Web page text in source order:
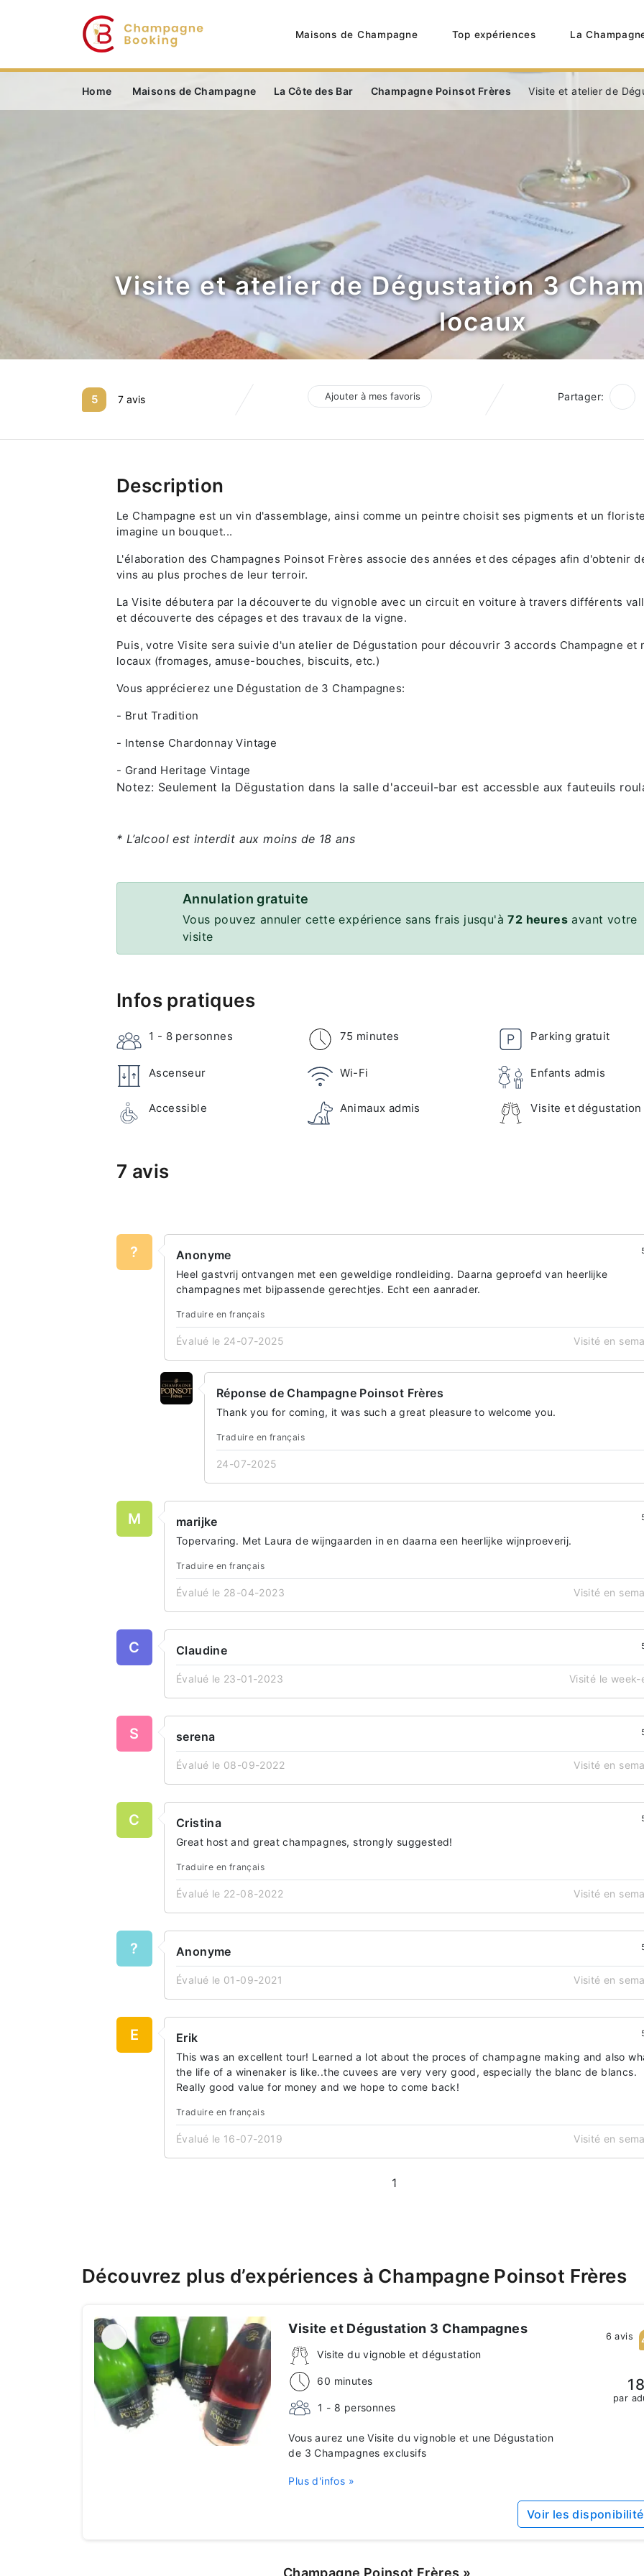
Maisons de Champagne Top expériences La
Home Maisons de Champagne La Côte des Bar Champagne Poinsot Frères Visite et atelier de
Visite et atelier de Dégustation 3
locaux
5 7 avis Ajouter à mes favoris Partager:
Description
Le Champagne est un vin d'assemblage, ainsi comme un peintre choisit ses pigments et un floriste
imagine un bouquet...
L'élaboration des Champagnes Poinsot Frères associe des années et des cépages afin d'obtenir
vins au plus proches de leur terroir.
La Visite débutera par la découverte du vignoble avec un circuit en voiture à travers différents
et découverte des cépages et des travaux de la vigne.
Puis, votre Visite sera suivie d'un atelier de Dégustation pour découvrir 3 accords Champagne et
locaux (fromages, amuse-bouches, biscuits, etc.)
Vous apprécierez une Dégustation de 3 Champagnes:
- Brut Tradition
- Intense Chardonnay Vintage
- Grand Heritage Vintage
Notez: Seulement la Dëgustation dans la salle d'acceuil-bar est accessble aux fauteuils
* L’alcool est interdit aux moins de 18 ans
Annulation gratuite
Vous pouvez annuler cette expérience sans frais jusqu'à72 heuresavant votre
visite
Infos pratiques
1 - 8 personnes 75 minutes Parking gratuit
Ascenseur Wi-Fi Enfants admis
Accessible Animaux admis Visite et dégustation
7 avis
? Anonyme
Heel gastvrij ontvangen met een geweldige rondleiding. Daarna geproefd van heerlijke
champagnes met bijpassende gerechtjes. Echt een aanrader.
Traduire en français
Évalué le 24-07-2025 Visité en
Réponse de Champagne Poinsot Frères
Thank you for coming, it was such a great pleasure to welcome you.
Traduire en français
24-07-2025
M marijke
Topervaring. Met Laura de wijngaarden in en daarna een heerlijke wijnproeverij.
Traduire en français
Évalué le 28-04-2023 Visité en
C Claudine
Évalué le 23-01-2023 Visité le week-
S serena
Évalué le 08-09-2022 Visité en
C Cristina
Great host and great champagnes, strongly suggested!
Traduire en français
Évalué le 22-08-2022 Visité en
? Anonyme
Évalué le 01-09-2021 Visité en
E Erik
This was an excellent tour! Learned a lot about the proces of champagne making and also
the life of a winenaker is like..the cuvees are very very good, especially the blanc de blancs.
Really good value for money and we hope to come back!
Traduire en français
Évalué le 16-07-2019 Visité en
1
Découvrez plus d’expériences à Champagne Poinsot Frères
Visite et Dégustation 3 Champagnes
Visite du vignoble et dégustation
60 minutes
1 - 8 personnes
Vous aurez une Visite du vignoble et une Dégustation
de 3 Champagnes exclusifs
Plus d'infos »
6 avis
par
Voir les
Champagne Poinsot Frères »